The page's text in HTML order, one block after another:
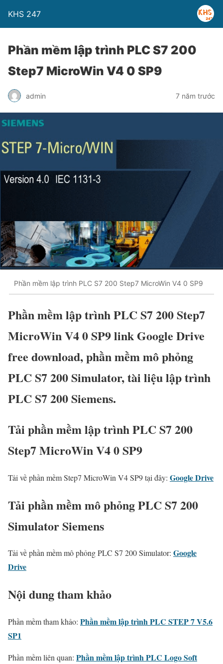
KHS 247
Phần mềm lập trình PLC S7 200
Step7 MicroWin V4 0 SP9
admin 7 năm trước
Phần mềm lập trình PLC S7 200 Step7 MicroWin V4 0 SP9
Phần mềm lập trình PLC S7 200 Step7
MicroWin V4 0 SP9 link Google Drive
free download, phần mềm mô phỏng
PLC S7 200 Simulator, tài liệu lập trình
PLC S7 200 Siemens.
Tải phần mềm lập trình PLC S7 200
Step7 MicroWin V4 0 SP9
Tải về phần mềm Step7 MicroWin V4 SP9 tại đây: Google Drive
Tải phần mềm mô phỏng PLC S7 200
Simulator Siemens
Tải về phần mềm mô phỏng PLC S7 200 Simulator: Google
Drive
Nội dung tham khảo
Phần mềm tham khảo: Phần mềm lập trình PLC STEP 7 V5.6
SP1
Phần mềm liên quan: Phần mềm lập trình PLC Logo Soft